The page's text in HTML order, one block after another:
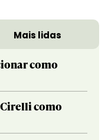
Mais lidas
como
como